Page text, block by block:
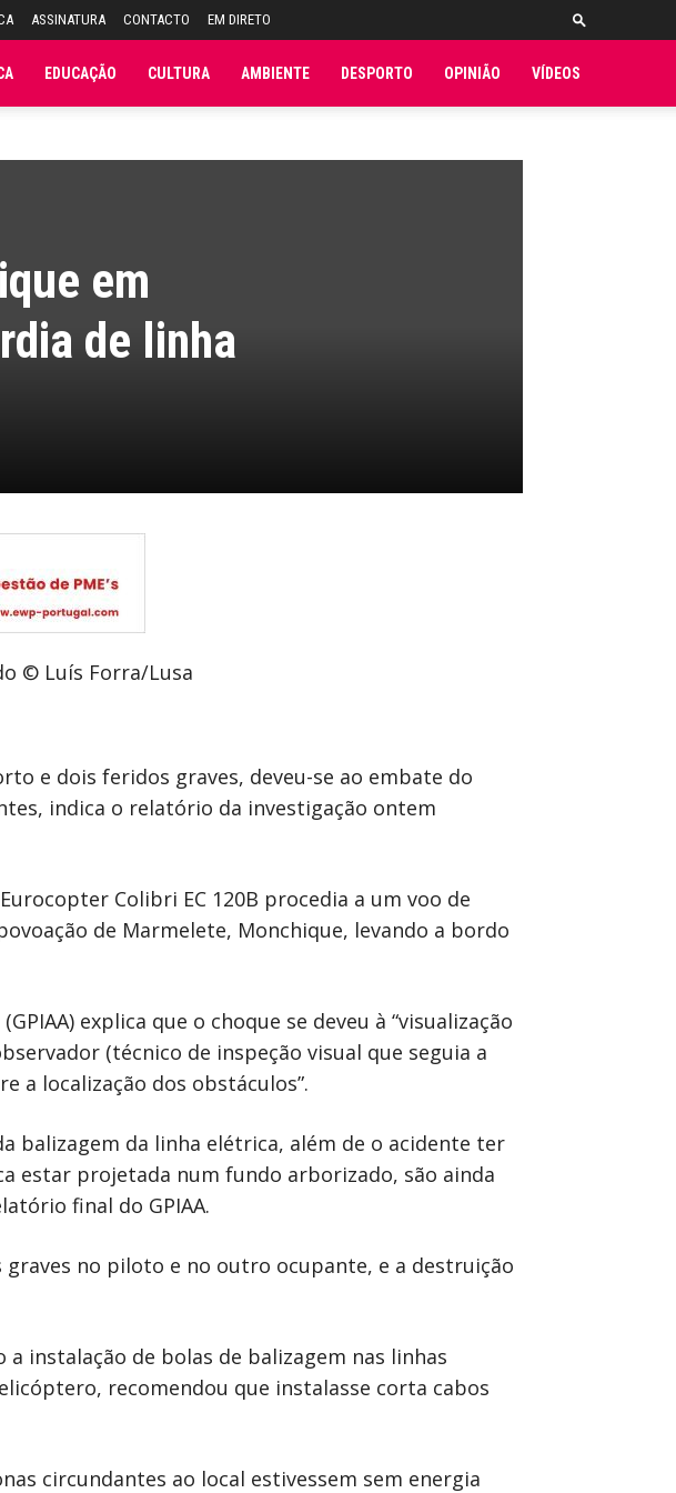
ASSINATURA CONTACTO EM DIRETO
EDUCAÇÃO CULTURA AMBIENTE DESPORTO OPINIÃO VÍDEOS
em
de linha
e dois feridos graves, deveu-se ao embate do
indica o relatório da investigação ontem
Colibri EC 120B procedia a um voo de
de Marmelete, Monchique, levando a bordo
explica que o choque se deveu à “visualização
(técnico de inspeção visual que seguia a
a localização dos obstáculos”.
balizagem da linha elétrica, além de o acidente ter
estar projetada num fundo arborizado, são ainda
final do GPIAA.
no piloto e no outro ocupante, e a destruição
a instalação de bolas de balizagem nas linhas
recomendou que instalasse corta cabos
circundantes ao local estivessem sem energia